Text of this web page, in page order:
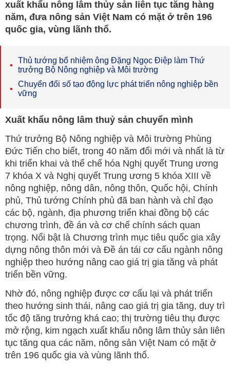
xuất khẩu nông lâm thủy sản liên tục tăng hàng
năm, đưa nông sản Việt Nam có mặt ở trên 196
quốc gia, vùng lãnh thổ.
Thủ tướng bổ nhiệm ông Đặng Ngọc Điệp làm Thứ
trưởng Bộ Nông nghiệp và Môi trường
Chuyển đổi số tạo động lực phát triển nông nghiệp bền
vững
Xuất khẩu nông lâm thuỷ sản chuyển mình
Thứ trưởng Bộ Nông nghiệp và Môi trường Phùng
Đức Tiến cho biết, trong 40 năm đổi mới và nhất là từ
khi triển khai và thể chế hóa Nghị quyết Trung ương
7 khóa X và Nghị quyết Trung ương 5 khóa XIII về
nông nghiệp, nông dân, nông thôn, Quốc hội, Chính
phủ, Thủ tướng Chính phủ đã ban hành và chỉ đạo
các bộ, ngành, địa phương triển khai đồng bộ các
chương trình, đề án và cơ chế chính sách quan
trọng. Nổi bật là Chương trình mục tiêu quốc gia xây
dựng nông thôn mới và Đề án tái cơ cấu ngành nông
nghiệp theo hướng nâng cao giá trị gia tăng và phát
triển bền vững.
Nhờ đó, nông nghiệp được cơ cấu lại và phát triển
theo hướng sinh thái, nâng cao giá trị gia tăng, duy trì
tốc độ tăng trưởng khá cao; thị trường tiêu thụ được
mở rộng, kim ngạch xuất khẩu nông lâm thủy sản liên
tục tăng qua các năm, nông sản Việt Nam có mặt ở
trên 196 quốc gia và vùng lãnh thổ.